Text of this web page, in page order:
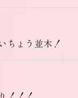
ちょう並木！